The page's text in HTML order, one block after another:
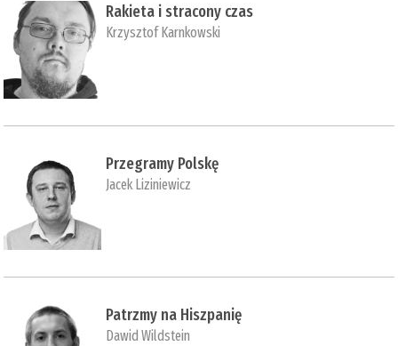
Rakieta i stracony czas
Krzysztof Karnkowski
Przegramy Polskę
Jacek Liziniewicz
Patrzmy na Hiszpanię
Dawid Wildstein